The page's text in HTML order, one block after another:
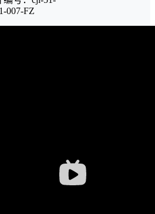
007-FZ